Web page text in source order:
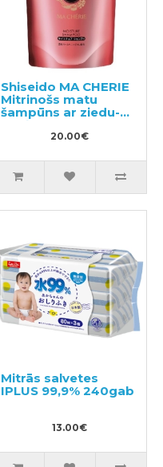
Shiseido MA CHERIE
Mitrinošs matu
šampūns ar ziedu-
augļu aromātu,
pildviela 380ml
20.00€
Mitrās salvetes
IPLUS 99,9% 240gab
13.00€